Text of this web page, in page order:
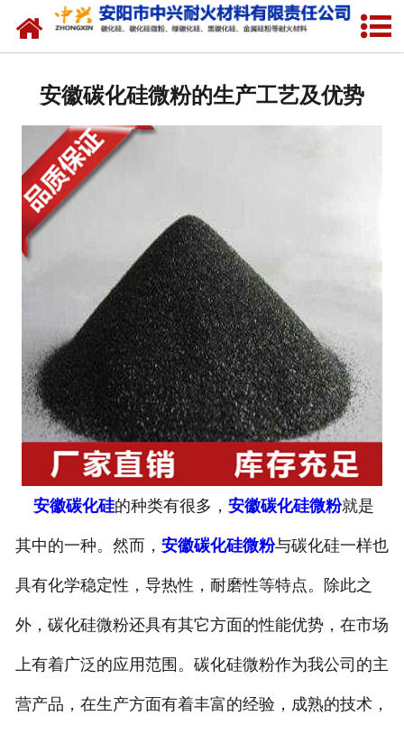
网站首页
安徽碳化硅微粉的生产工艺及优势
安徽碳化硅的种类有很多， 安徽碳化硅微粉就是
其中的一种。然而， 安徽碳化硅微粉与碳化硅一样也
具有化学稳定性，导热性，耐磨性等特点。除此之
外，碳化硅微粉还具有其它方面的性能优势，在市场
上有着广泛的应用范围。碳化硅微粉作为我公司的主
营产品，在生产方面有着丰富的经验，成熟的技术，